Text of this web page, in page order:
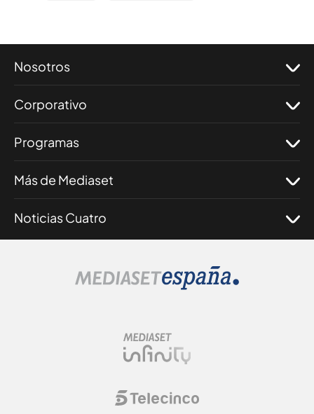
Nosotros
Corporativo
Programas
Más de Mediaset
Noticias Cuatro